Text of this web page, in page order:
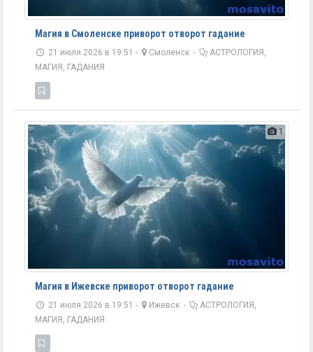
Магия в Смоленске приворот отворот гадание
21 июля 2026 в 19:51 - Смоленск -
АСТРОЛОГИЯ,
МАГИЯ, ГАДАНИЯ
1
Магия в Ижевске приворот отворот гадание
21 июля 2026 в 19:51 - Ижевск -
АСТРОЛОГИЯ,
МАГИЯ, ГАДАНИЯ